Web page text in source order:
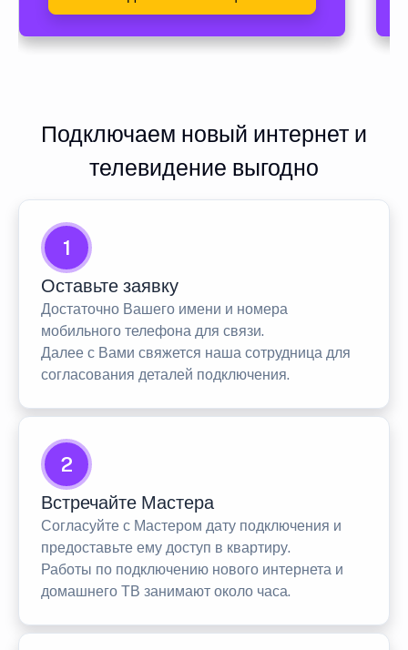
Подключаем новый интернет и
телевидение выгодно
1
Оставьте заявку
Достаточно Вашего имени и номера
мобильного телефона для связи.
Далее с Вами свяжется наша сотрудница для
согласования деталей подключения.
2
Встречайте Мастера
Согласуйте с Мастером дату подключения и
предоставьте ему доступ в квартиру.
Работы по подключению нового интернета и
домашнего ТВ занимают около часа.